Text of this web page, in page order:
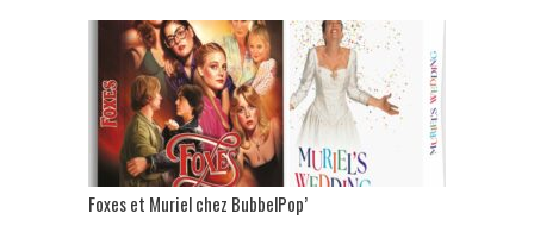
Foxes et Muriel chez BubbelPop’